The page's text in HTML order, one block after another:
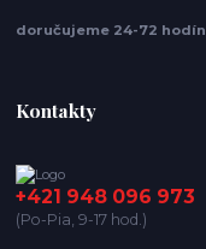
doručujeme 24-72 hodín
Kontakty
+421 948 096 973
(Po-Pia, 9-17 hod.)